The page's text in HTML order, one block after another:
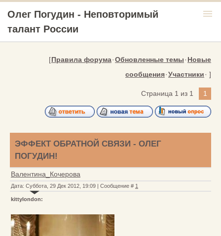
Олег Погудин - Неповторимый
талант России
menu
[Правила форума·Обновленные темы·Новые
сообщения·Участники· ]
Страница 1 из 1 1
ЭФФЕКТ ОБРАТНОЙ СВЯЗИ - ОЛЕГ
ПОГУДИН!
Валентина_Кочерова
Дата: Суббота, 29 Дек 2012, 19:09 | Сообщение # 1
kittylondon: